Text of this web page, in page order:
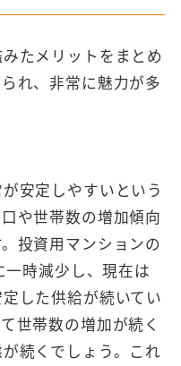
たメリットをまとめ
れ、非常に魅力が多
安定しやすいという
や世帯数の増加傾向
投資用マンションの
時減少し、現在は
した供給が続いてい
世帯数の増加が続く
続くでしょう。これ